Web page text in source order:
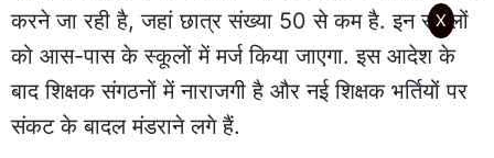
करने जा रही है, जहां छात्र संख्या 50 से कम है. इन स्कूलों
को आस-पास के स्कूलों में मर्ज किया जाएगा. इस आदेश के
बाद शिक्षक संगठनों में नाराजगी है और नई शिक्षक भर्तियों पर
संकट के बादल मंडराने लगे हैं.
X